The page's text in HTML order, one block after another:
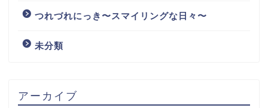
つれづれにっき〜スマイリングな日々〜
未分類
アーカイブ